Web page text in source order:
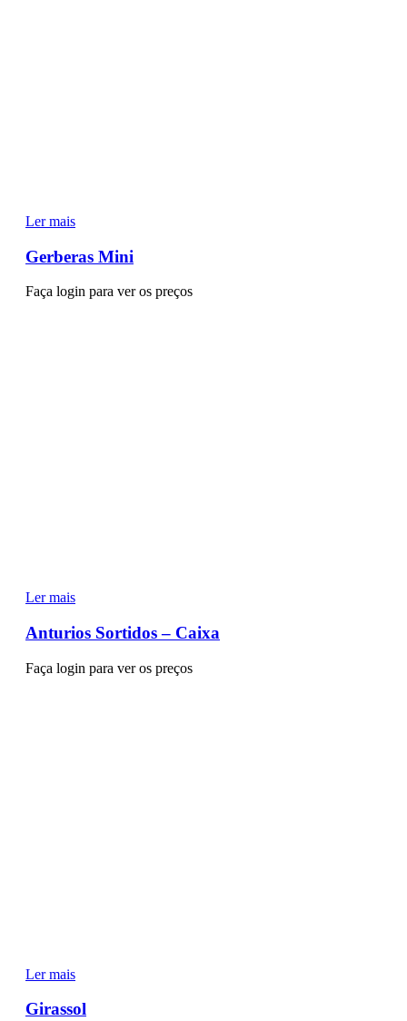
Ler mais
Gerberas Mini
Faça login para ver os preços
Ler mais
Anturios Sortidos – Caixa
Faça login para ver os preços
Ler mais
Girassol